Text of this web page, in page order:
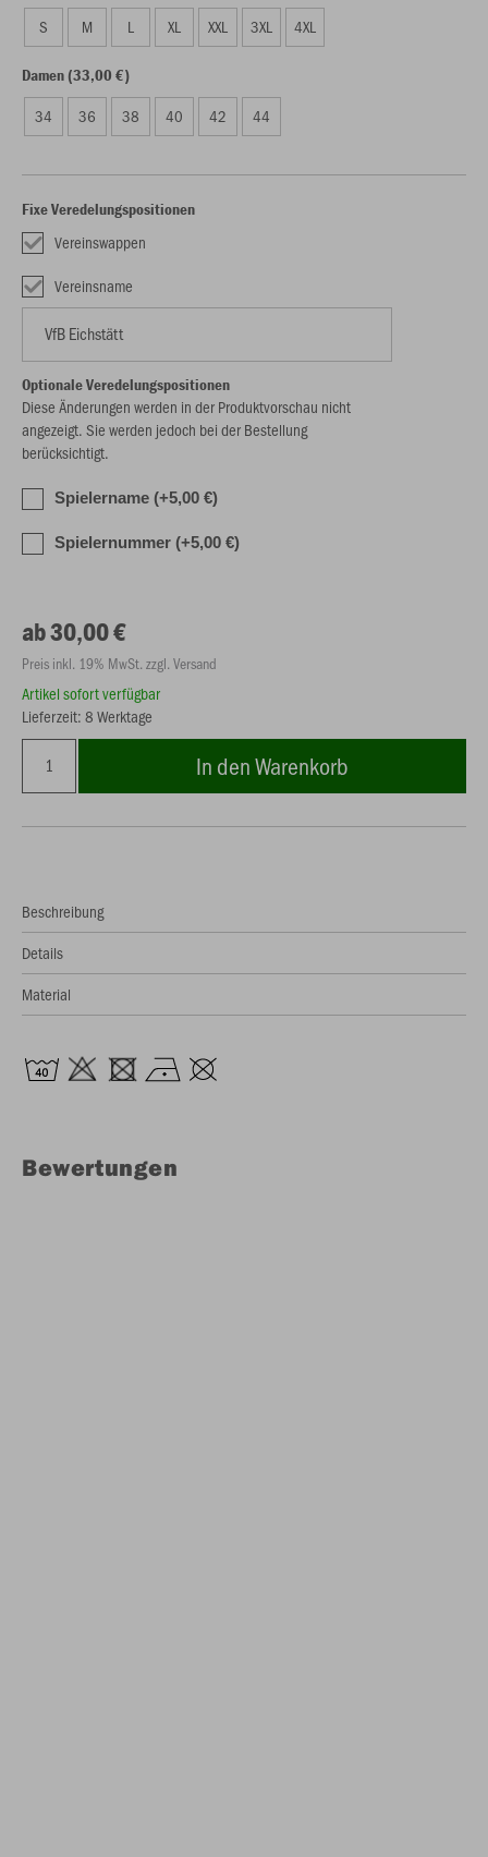
S M L XL XXL 3XL 4XL
Damen (33,00 €)
34 36 38 40 42 44
Fixe Veredelungspositionen
Vereinswappen
Vereinsname
Optionale Veredelungspositionen
Diese Änderungen werden in der Produktvorschau nicht
angezeigt. Sie werden jedoch bei der Bestellung
berücksichtigt.
Spielername (+5,00 €)
Spielernummer (+5,00 €)
ab 30,00 €
Preis inkl. 19% MwSt. zzgl. Versand
Artikel sofort verfügbar
Lieferzeit: 8 Werktage
In den Warenkorb
Beschreibung
Details
Material
Bewertungen